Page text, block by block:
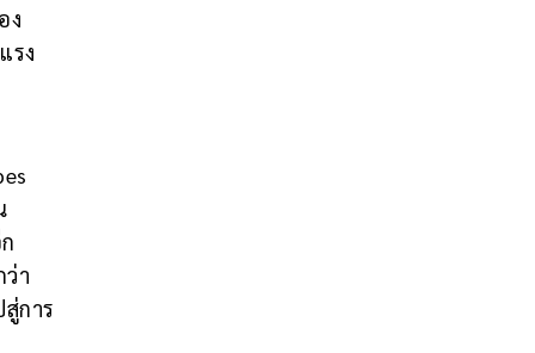
ง
รง
า
การ